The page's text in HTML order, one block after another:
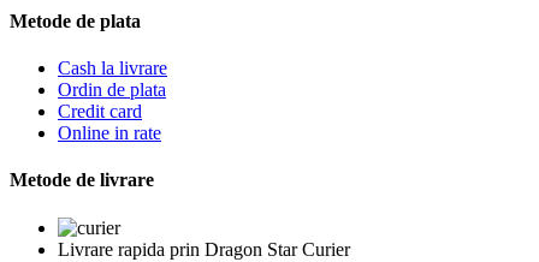
Metode de plata
Cash la livrare
Ordin de plata
Credit card
Online in rate
Metode de livrare
Livrare rapida prin Dragon Star Curier